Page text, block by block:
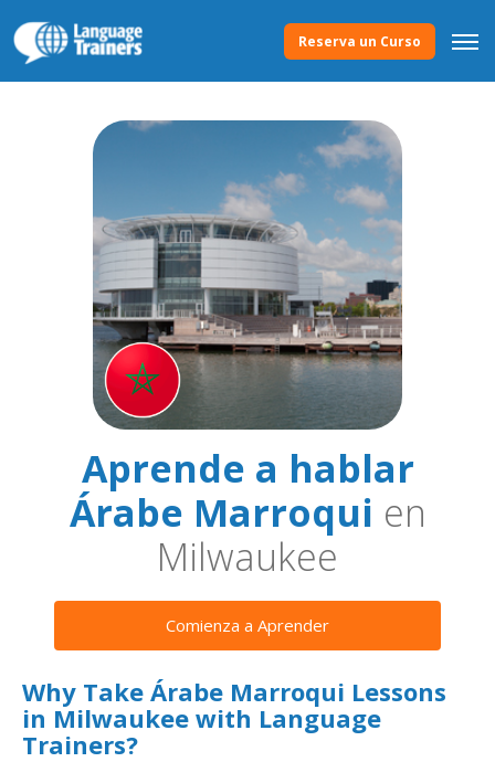
Reserva un Curso
Aprende a hablar
Árabe Marroqui en
Milwaukee
Comienza a Aprender
Why Take Árabe Marroqui Lessons
in Milwaukee with Language
Trainers?